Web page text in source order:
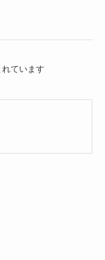
ています